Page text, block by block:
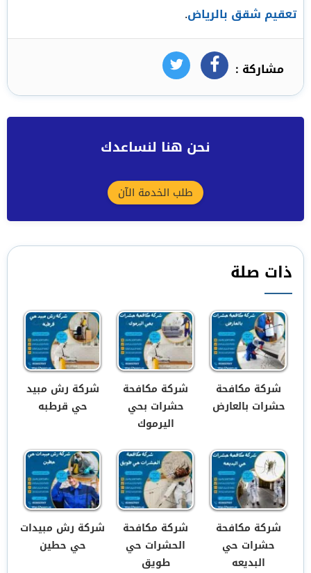
تعقيم شقق بالرياض.
مشاركة : فيسبوكتويتر
نحن هنا لنساعدك
طلب الخدمة الآن
ذات صلة
شركة مكافحة
حشرات بالعارض
شركة مكافحة
حشرات بحي
اليرموك
شركة رش مبيد
حي قرطبه
شركة مكافحة
حشرات حي
البديعه
شركة مكافحة
الحشرات حي
طويق
شركة رش مبيدات
حي حطين